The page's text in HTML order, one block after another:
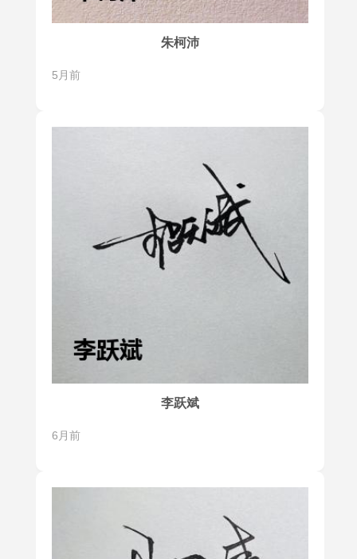
朱柯沛
5月前
李跃斌
6月前